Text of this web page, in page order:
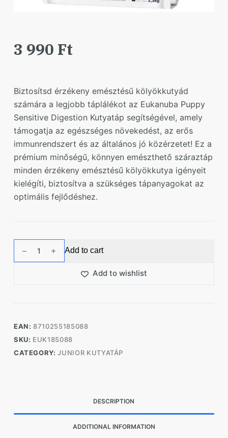
3 990 Ft
Biztosítsd érzékeny emésztésű kölyökkutyád
számára a legjobb táplálékot az Eukanuba Puppy
Sensitive Digestion Kutyatáp segítségével, amely
támogatja az egészséges növekedést, az erős
immunrendszert és az általános jó közérzetet! Ez a
prémium minőségű, könnyen emészthető száraztáp
minden érzékeny emésztésű kölyökkutya igényeit
kielégíti, biztosítva a szükséges tápanyagokat az
optimális fejlődéshez.
Érzékeny
Add to cart
Add to wishlist
EAN:8710255185088
SKU: EUK185088
CATEGORY:JUNIOR KUTYATÁP
DESCRIPTION
ADDITIONAL INFORMATION